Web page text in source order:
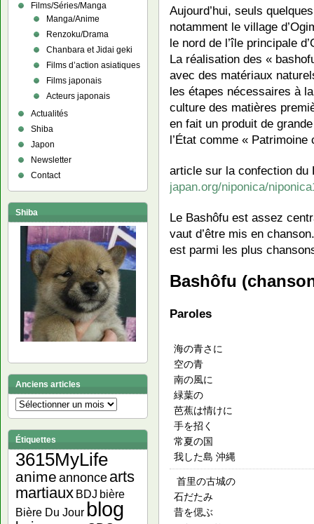
Aujourd’hui, seuls
notamment le village
le nord de l’île principale
La réalisation des «
avec des matériaux
les étapes nécessaires à
culture des matières
en fait un produit de
l’État comme «
article sur la confection du
japan.org/niponica/
Le Bashôfu est assez
vaut d’être mis en
est parmi les plus
Bashôfu
Paroles
海の青さに
空の青
南の風に
緑葉の
芭蕉は情けに
手を招く
常夏の国
我した島 沖縄
首里の古城の
石だたみ
昔を偲ぶ
Films/Séries/Manga
Manga/Anime
Renzoku/Drama
Chanbara et Jidai geki
Films d’action asiatiques
Films japonais
Acteurs japonais
Actualités
Shiba
Japon
Newsletter
Contact
Shiba
Anciens articles
Anciens
articles
Étiquettes
3615MyLife
anime annonce arts
martiaux BDJ bière
Bière Du Jour blog